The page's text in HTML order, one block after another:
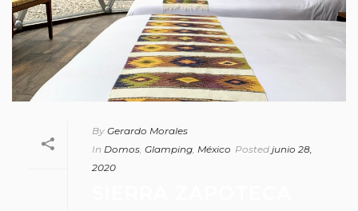
By Gerardo Morales
In Domos, Glamping, México Posted junio 28,
2020